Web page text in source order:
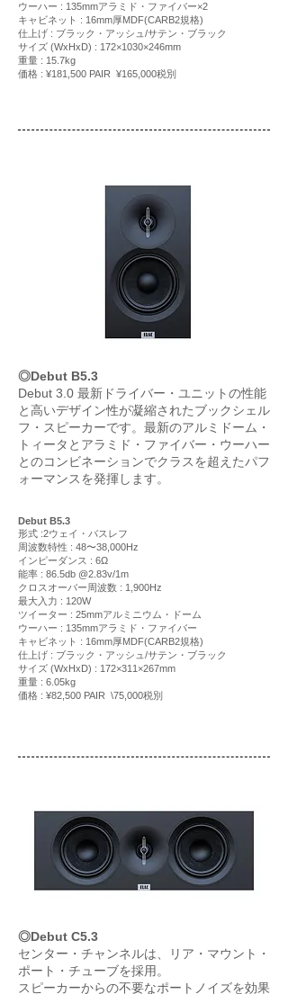
ウーハー : 135mmアラミド・ファイバー×2
キャビネット : 16mm厚MDF(CARB2規格)
仕上げ : ブラック・アッシュ/サテン・ブラック
サイズ (WxHxD) : 172×1030×246mm
重量 : 15.7kg
価格 : ¥181,500 PAIR ¥165,000税別
◎Debut B5.3
Debut 3.0 最新ドライバー・ユニットの性能
と高いデザイン性が凝縮されたブックシェル
フ・スピーカーです。最新のアルミドーム・
トィータとアラミド・ファイバー・ウーハー
とのコンビネーションでクラスを超えたパフ
ォーマンスを発揮します。
Debut B5.3
形式 :2ウェイ・バスレフ
周波数特性 : 48〜38,000Hz
インピーダンス : 6Ω
能率 : 86.5db @2.83v/1m
クロスオーバー周波数 : 1,900Hz
最大入力 : 120W
ツイーター : 25mmアルミニウム・ドーム
ウーハー : 135mmアラミド・ファイバー
キャビネット : 16mm厚MDF(CARB2規格)
仕上げ : ブラック・アッシュ/サテン・ブラック
サイズ (WxHxD) : 172×311×267mm
重量 : 6.05kg
価格 : ¥82,500 PAIR \75,000税別
◎Debut C5.3
センター・チャンネルは、リア・マウント・
ポート・チューブを採用。
スピーカーからの不要なポートノイズを効果